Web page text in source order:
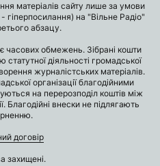
матеріалів сайту лише за умови
гіперпосилання) на "Вільне Радіо"
абзацу.
часових обмежень. Зібрані кошти
діяльності громадської
журналістських матеріалів.
організації благодійними
на перерозподіл коштів між
Благодійні внески не підлягають
договір
захищені.